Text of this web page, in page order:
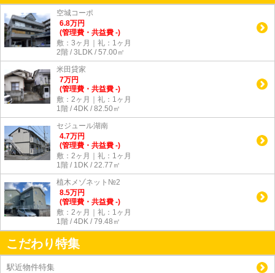
空城コーポ
6.8万円
(管理費・共益費 -)
敷：3ヶ月｜礼：1ヶ月
2階 / 3LDK / 57.00㎡
米田貸家
7万円
(管理費・共益費 -)
敷：2ヶ月｜礼：1ヶ月
1階 / 4DK / 82.50㎡
セジュール湖南
4.7万円
(管理費・共益費 -)
敷：2ヶ月｜礼：1ヶ月
1階 / 1DK / 22.77㎡
植木メゾネット№2
8.5万円
(管理費・共益費 -)
敷：2ヶ月｜礼：1ヶ月
1階 / 4DK / 79.48㎡
こだわり特集
駅近物件特集